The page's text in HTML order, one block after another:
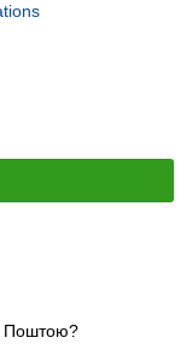
Поштою?